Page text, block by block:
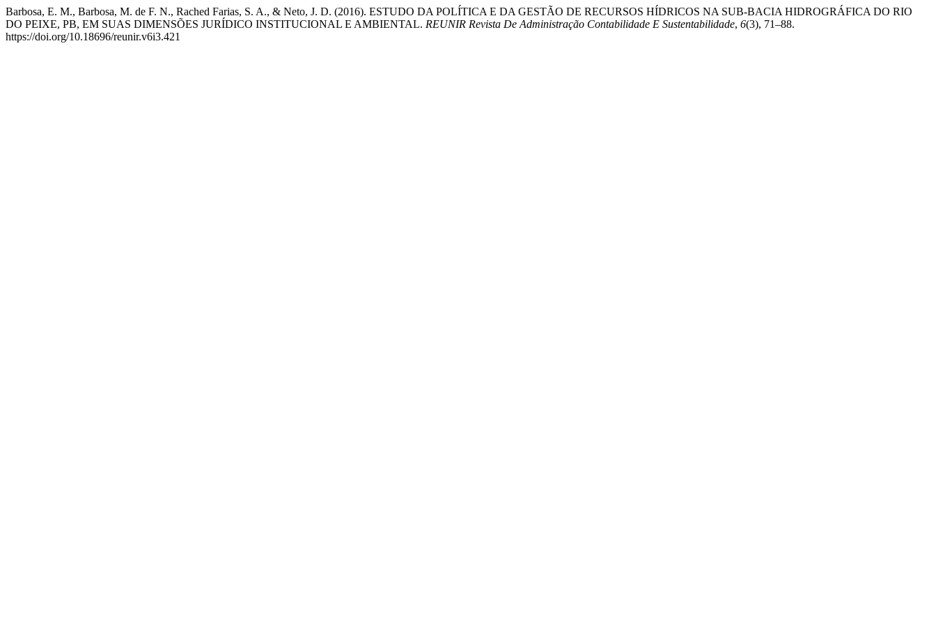
Barbosa, E. M., Barbosa, M. de F. N., Rached Farias, S. A., & Neto, J. D. (2016). ESTUDO DA POLÍTICA E DA GESTÃO DE RECURSOS HÍDRICOS NA SUB-BACIA HIDROGRÁFICA DO RIO
DO PEIXE, PB, EM SUAS DIMENSÕES JURÍDICO INSTITUCIONAL E AMBIENTAL. REUNIR Revista De Administração Contabilidade E Sustentabilidade, 6(3), 71–88.
https://doi.org/10.18696/reunir.v6i3.421